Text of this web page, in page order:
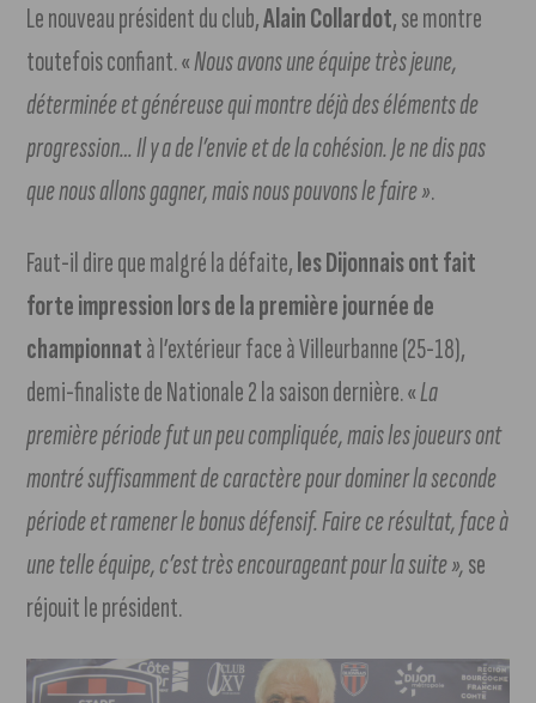
Le nouveau président du club,Alain Collardot, se montre
toutefois confiant. «Nous avons une équipe très jeune,
déterminée et généreuse qui montre déjà des éléments de
progression… Il y a de l’envie et de la cohésion. Je ne dis pas
que nous allons gagner, mais nous pouvons le faire ».
Faut-il dire que malgré la défaite,les Dijonnais ont fait
forte impression lors de la première journée de
championnatà l’extérieur face à Villeurbanne (25-18),
demi-finaliste de Nationale 2 la saison dernière. «La
première période fut un peu compliquée, mais les joueurs ont
montré suffisamment de caractère pour dominer la seconde
période et ramener le bonus défensif. Faire ce résultat, face à
une telle équipe, c’est très encourageant pour la suite »,se
réjouit le président.